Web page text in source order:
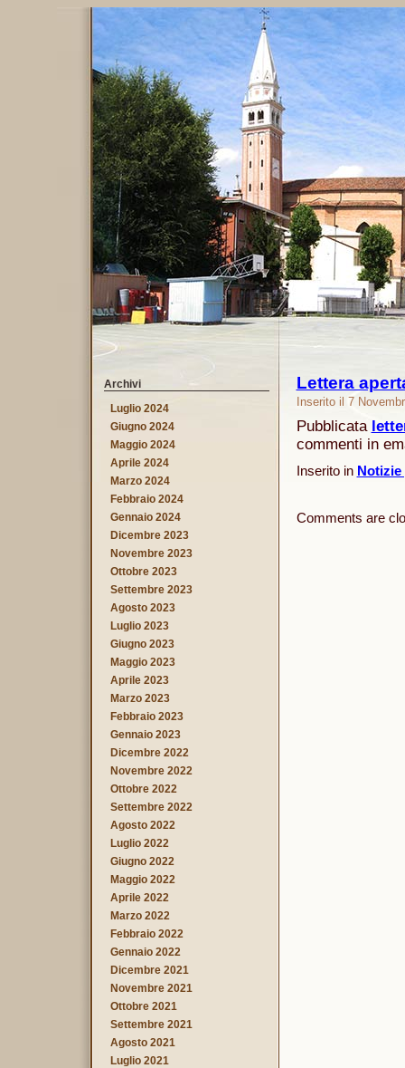
Lettera
Inserito il 7
Pubblicata
commenti in
Inserito in
Comments are
Archivi
Luglio 2024
Giugno 2024
Maggio 2024
Aprile 2024
Marzo 2024
Febbraio 2024
Gennaio 2024
Dicembre 2023
Novembre 2023
Ottobre 2023
Settembre 2023
Agosto 2023
Luglio 2023
Giugno 2023
Maggio 2023
Aprile 2023
Marzo 2023
Febbraio 2023
Gennaio 2023
Dicembre 2022
Novembre 2022
Ottobre 2022
Settembre 2022
Agosto 2022
Luglio 2022
Giugno 2022
Maggio 2022
Aprile 2022
Marzo 2022
Febbraio 2022
Gennaio 2022
Dicembre 2021
Novembre 2021
Ottobre 2021
Settembre 2021
Agosto 2021
Luglio 2021